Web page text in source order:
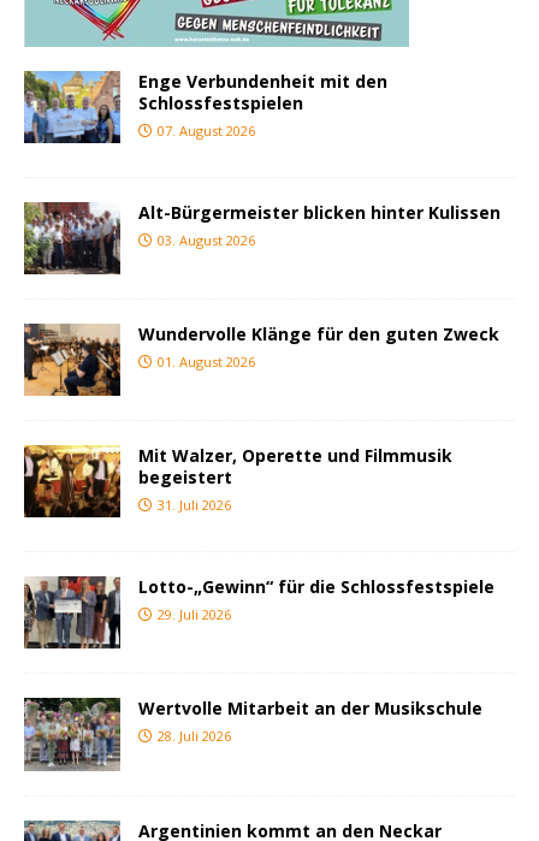
Enge Verbundenheit mit den
Schlossfestspielen
07. August 2026
Alt-Bürgermeister blicken hinter Kulissen
03. August 2026
Wundervolle Klänge für den guten Zweck
01. August 2026
Mit Walzer, Operette und Filmmusik
begeistert
31. Juli 2026
Lotto-„Gewinn“ für die Schlossfestspiele
29. Juli 2026
Wertvolle Mitarbeit an der Musikschule
28. Juli 2026
Argentinien kommt an den Neckar